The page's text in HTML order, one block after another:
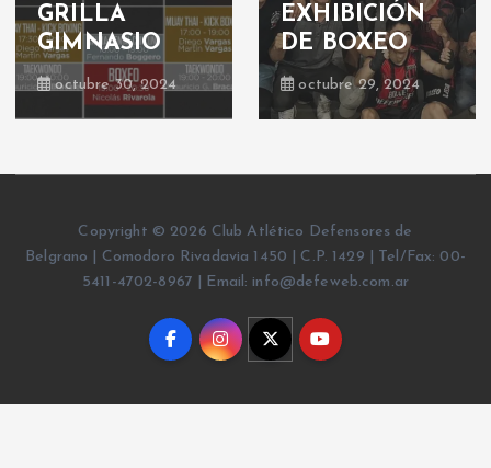
Boxeo: velada
boxística
junio 23, 2019
¡nueva
actividad!
junio 17, 2019
Copyright © 2026 Club Atlético Defensores de
Belgrano | Comodoro Rivadavia 1450 | C.P. 1429 | Tel/Fax: 00-
5411-4702-8967 | Email: info@defeweb.com.ar